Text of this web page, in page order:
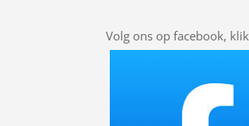
Volg ons op facebook, klik